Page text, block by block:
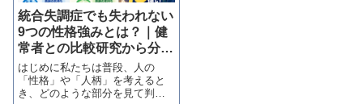
統合失調症でも失われない
9つの性格強みとは？｜健
常者との比較研究から分か
った15の違い｜人生の満
足度を高めるヒント｜医学
的な研究から
はじめに私たちは普段、人の
「性格」や「人柄」を考えると
き、どのような部分を見て判断